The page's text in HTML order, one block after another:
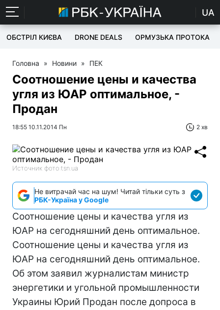
UA
ОБСТРІЛ КИЄВА DRONE DEALS ОРМУЗЬКА ПРОТОКА
Головна » Новини » ПЕК
Соотношение цены и качества
угля из ЮАР оптимальное, -
Продан
18:55 10.11.2014 Пн 2 хв
Источник фото:tsn.ua
Не витрачай час на шум! Читай тільки суть з
РБК-Україна у Google
Соотношение цены и качества угля из
ЮАР на сегодняшний день оптимальное.
Соотношение цены и качества угля из
ЮАР на сегодняшний день оптимальное.
Об этом заявил журналистам министр
энергетики и угольной промышленности
Украины Юрий Продан после допроса в